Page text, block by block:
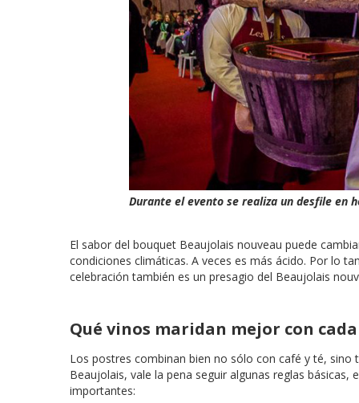
Durante el evento se realiza un desfile en
El sabor del bouquet Beaujolais nouveau puede
condiciones climáticas. A veces es más ácido. Por lo
celebración también es un presagio del Beaujolais
Qué vinos maridan mejor con
Los postres combinan bien no sólo con café y té,
Beaujolais, vale la pena seguir algunas reglas
importantes: